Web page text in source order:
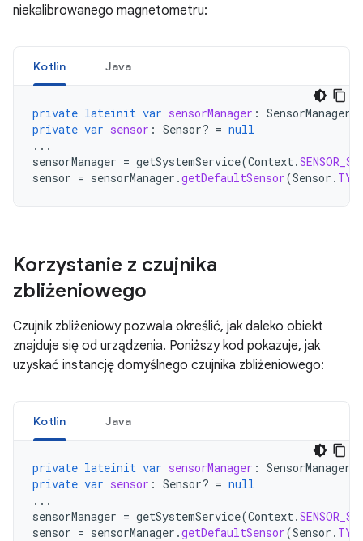
niekalibrowanego magnetometru:
Kotlin Java
private lateinit var sensorManager : SensorManager
private var sensor : Sensor? = null
...
sensorManager = getSystemService(Context.
sensor = sensorManager .getDefaultSensor(Sensor .
Korzystanie z czujnika
zbliżeniowego
Czujnik zbliżeniowy pozwala określić, jak daleko obiekt
znajduje się od urządzenia. Poniższy kod pokazuje, jak
uzyskać instancję domyślnego czujnika zbliżeniowego:
Kotlin Java
private lateinit var sensorManager : SensorManager
private var sensor : Sensor? = null
...
sensorManager = getSystemService(Context.
sensor = sensorManager .getDefaultSensor(Sensor .